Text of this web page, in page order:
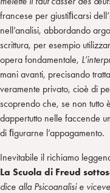
francese per giustiﬁcarsi
nell’analisi, abbordando
scrittura, per esempio
opera fondamentale,
mani avanti, precisando
veramente privato, cioè di
scoprendo che, se non tutto
dappertutto nelle faccende
di ﬁgurarne l’appagamento.
Inevitabile il richiamo
La Scuola di Freud
dice alla Psicoanalisi e